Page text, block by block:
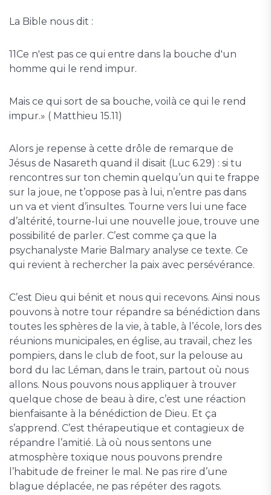
La Bible nous dit :
11Ce n'est pas ce qui entre dans la bouche d'un
homme qui le rend impur.
Mais ce qui sort de sa bouche, voilà ce qui le rend
impur.» ( Matthieu 15.11)
Alors je repense à cette drôle de remarque de
Jésus de Nasareth quand il disait (Luc 6.29) : si tu
rencontres sur ton chemin quelqu’un qui te frappe
sur la joue, ne t’oppose pas à lui, n’entre pas dans
un va et vient d’insultes. Tourne vers lui une face
d’altérité, tourne-lui une nouvelle joue, trouve une
possibilité de parler. C’est comme ça que la
psychanalyste Marie Balmary analyse ce texte. Ce
qui revient à rechercher la paix avec persévérance.
C’est Dieu qui bénit et nous qui recevons. Ainsi nous
pouvons à notre tour répandre sa bénédiction dans
toutes les sphères de la vie, à table, à l’école, lors des
réunions municipales, en église, au travail, chez les
pompiers, dans le club de foot, sur la pelouse au
bord du lac Léman, dans le train, partout où nous
allons. Nous pouvons nous appliquer à trouver
quelque chose de beau à dire, c’est une réaction
bienfaisante à la bénédiction de Dieu. Et ça
s’apprend. C’est thérapeutique et contagieux de
répandre l’amitié. Là où nous sentons une
atmosphère toxique nous pouvons prendre
l’habitude de freiner le mal. Ne pas rire d’une
blague déplacée, ne pas répéter des ragots.